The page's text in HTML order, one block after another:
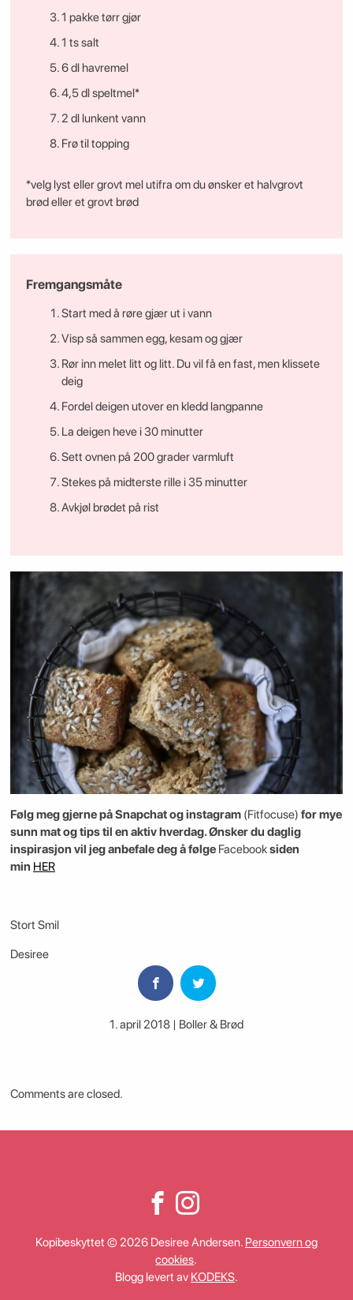
1 pakke tørr gjør
1 ts salt
6 dl havremel
4,5 dl speltmel*
2 dl lunkent vann
Frø til topping
*velg lyst eller grovt mel utifra om du ønsker et halvgrovt
brød eller et grovt brød
Fremgangsmåte
Start med å røre gjær ut i vann
Visp så sammen egg, kesam og gjær
Rør inn melet litt og litt. Du vil få en fast, men klissete
deig
Fordel deigen utover en kledd langpanne
La deigen heve i 30 minutter
Sett ovnen på 200 grader varmluft
Stekes på midterste rille i 35 minutter
Avkjøl brødet på rist
Følg meg gjerne på Snapchat og instagram (Fitfocuse) for mye
sunn mat og tips til en aktiv hverdag. Ønsker du daglig
inspirasjon vil jeg anbefale deg å følge Facebooksiden
min HER
Stort Smil
Desiree
1. april 2018 | Boller & Brød
Comments are closed.
Kopibeskyttet © 2026 Desiree Andersen. Personvern og
cookies.
Blogg levert av KODEKS.